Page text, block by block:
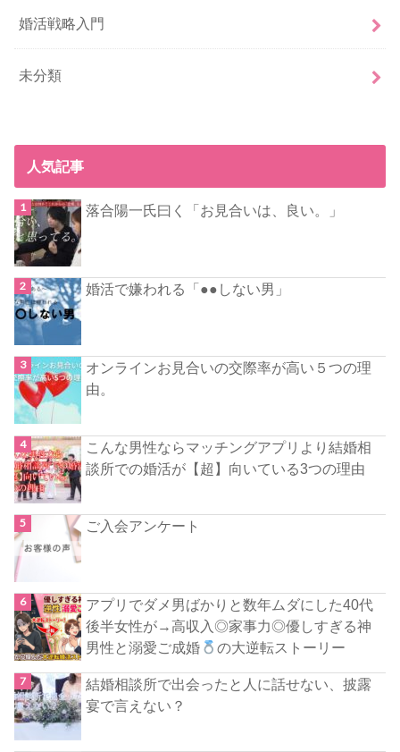
婚活戦略入門
未分類
人気記事
落合陽一氏曰く「お見合いは、良い。」
婚活で嫌われる「●●しない男」
オンラインお見合いの交際率が高い５つの理
由。
こんな男性ならマッチングアプリより結婚相
談所での婚活が【超】向いている3つの理由
ご入会アンケート
アプリでダメ男ばかりと数年ムダにした40代
後半女性が→高収入◎家事力◎優しすぎる神
男性と溺愛ご成婚
の大逆転ストーリー
結婚相談所で出会ったと人に話せない、披露
宴で言えない？